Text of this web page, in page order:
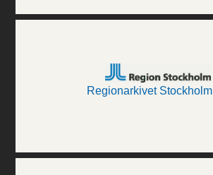
Regionarkivet Stockholm